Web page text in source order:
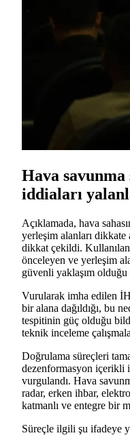
Hava
iddiaları
Açıklamada, hava
yerleşim alanları dikkate
dikkat çekildi.
önceleyen ve yerleşim
güvenli yaklaşım
Vurularak imha edilen
bir alana dağıldığı, bu
tespitinin güç olduğu
teknik inceleme
Doğrulama süreçleri
dezenformasyon içerikli
vurgulandı. Hava
radar, erken ihbar,
katmanlı ve entegre bir
Süreçle ilgili şu ifadeye